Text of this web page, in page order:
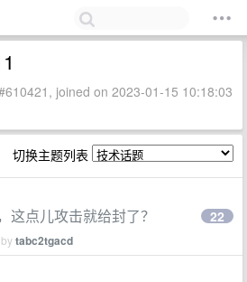
joined on 2023-01-15 10:18:03
切换主题列表
这点儿攻击就给封了？
tabc2tgacd
22